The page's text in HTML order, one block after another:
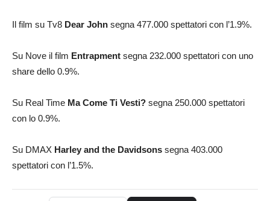
Il film su Tv8 Dear John segna 477.000 spettatori con l’1.9%.
Su Nove il film Entrapment segna 232.000 spettatori con uno
share dello 0.9%.
Su Real Time Ma Come Ti Vesti? segna 250.000 spettatori
con lo 0.9%.
Su DMAX Harley and the Davidsons segna 403.000
spettatori con l’1.5%.